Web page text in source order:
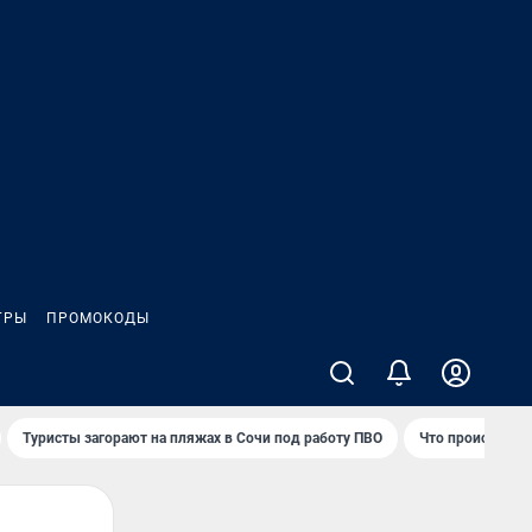
ПРОМОКОДЫ
Туристы загорают на пляжах в Сочи под работу ПВО Что происходит